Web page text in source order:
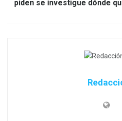
piden se investigue dónde